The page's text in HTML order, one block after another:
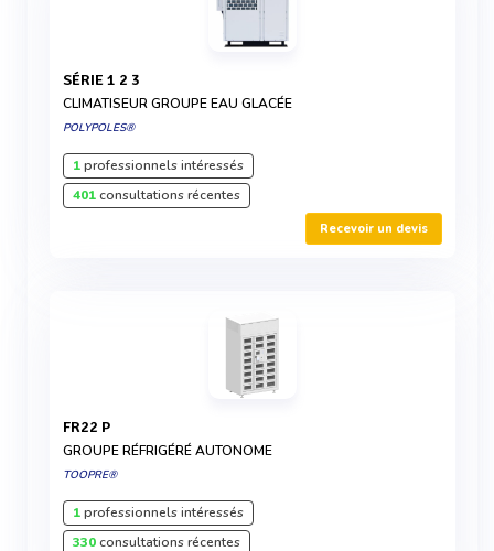
SÉRIE 1 2 3
CLIMATISEUR GROUPE EAU GLACÉE
POLYPOLES®
1professionnels intéressés
401consultations récentes
Recevoir un devis
FR22 P
GROUPE RÉFRIGÉRÉ AUTONOME
TOOPRE®
1professionnels intéressés
330consultations récentes